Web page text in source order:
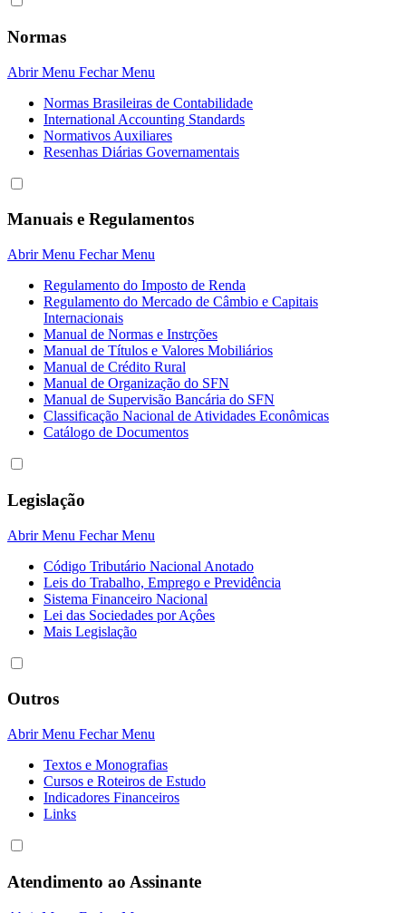
Normas
Abrir Menu Fechar Menu
Normas Brasileiras de Contabilidade
International Accounting Standards
Normativos Auxiliares
Resenhas Diárias Governamentais
Manuais e Regulamentos
Abrir Menu Fechar Menu
Regulamento do Imposto de Renda
Regulamento do Mercado de Câmbio e Capitais
Internacionais
Manual de Normas e Instrções
Manual de Títulos e Valores Mobiliários
Manual de Crédito Rural
Manual de Organização do SFN
Manual de Supervisão Bancária do SFN
Classificação Nacional de Atividades Econômicas
Catálogo de Documentos
Legislação
Abrir Menu Fechar Menu
Código Tributário Nacional Anotado
Leis do Trabalho, Emprego e Previdência
Sistema Financeiro Nacional
Lei das Sociedades por Açôes
Mais Legislação
Outros
Abrir Menu Fechar Menu
Textos e Monografias
Cursos e Roteiros de Estudo
Indicadores Financeiros
Links
Atendimento ao Assinante